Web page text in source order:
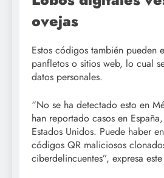
ovejas
Estos códigos también pueden
panfletos o sitios web, lo cual
datos personales.
“No se ha detectado esto en
han reportado casos en
Estados Unidos. Puede haber
códigos QR maliciosos
ciberdelincuentes”, expresa